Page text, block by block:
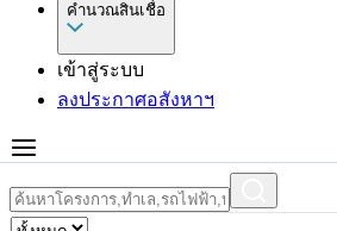
คำนวณสินเชื่อ
เข้าสู่ระบบ
ลงประกาศอสังหาฯ